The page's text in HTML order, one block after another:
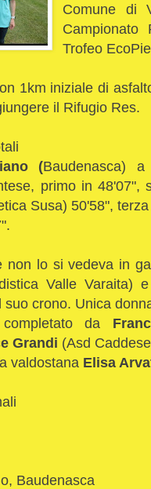
Comune di
Trofeo
1km iniziale di
il Rifugio Res.
(Baudenasca)
primo in
Susa) 50'58",
non lo si vedeva in
Valle Varaita)
suo crono. Unica
da
Grandi (Asd
valdostana Elisa
Baudenasca